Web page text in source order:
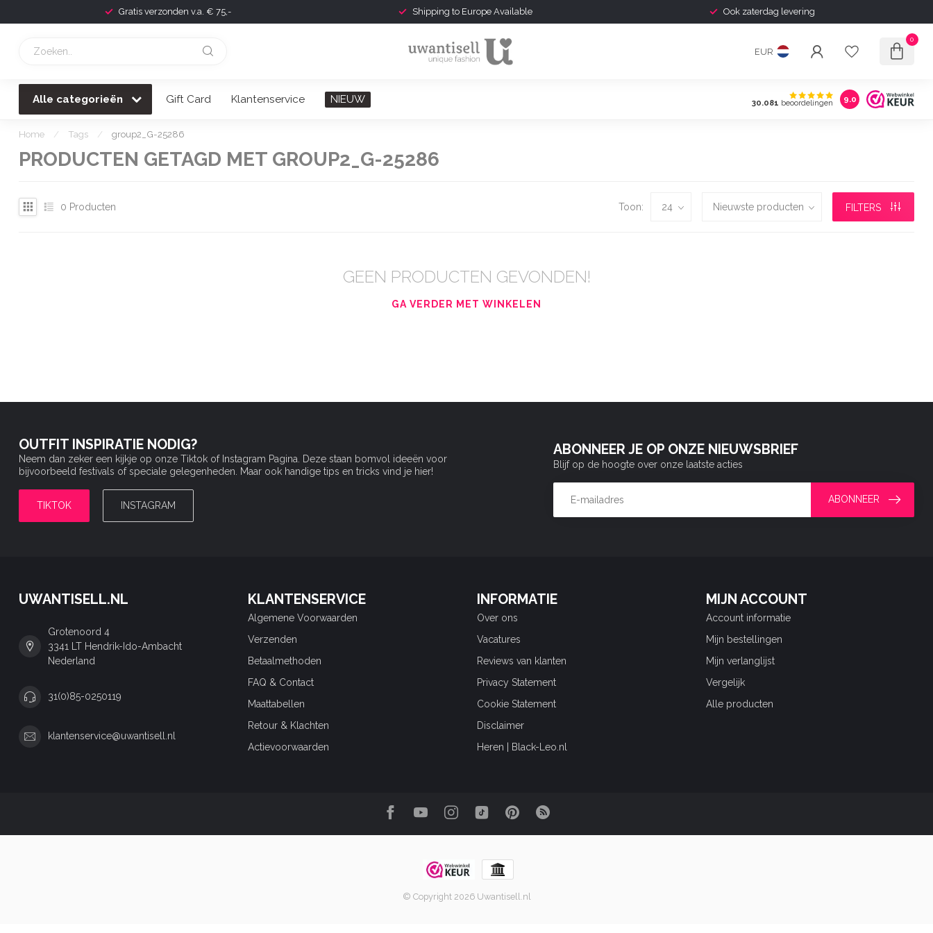
Gratis verzonden v.a. € 75,- Shipping to Europe Available Ook zaterdag levering
EUR
0
Alle categorieën Gift Card Klantenservice NIEUW 30.081 beoordelingen 9.0
Home / Tags / group2_G-25286
PRODUCTEN GETAGD MET GROUP2_G-25286
0 Producten Toon: FILTERS
GEEN PRODUCTEN GEVONDEN!
GA VERDER MET WINKELEN
OUTFIT INSPIRATIE NODIG?
Neem dan zeker een kijkje op onze Tiktok of Instagram Pagina. Deze staan bomvol ideeën voor
bijvoorbeeld festivals of speciale gelegenheden. Maar ook handige tips en tricks vind je hier!
TIKTOK INSTAGRAM
ABONNEER JE OP ONZE NIEUWSBRIEF
Blijf op de hoogte over onze laatste acties
ABONNEER
UWANTISELL.NL
Grotenoord 4
3341 LT Hendrik-Ido-Ambacht
Nederland
31(0)85-0250119
klantenservice@uwantisell.nl
KLANTENSERVICE
Algemene Voorwaarden
Verzenden
Betaalmethoden
FAQ & Contact
Maattabellen
Retour & Klachten
Actievoorwaarden
INFORMATIE
Over ons
Vacatures
Reviews van klanten
Privacy Statement
Cookie Statement
Disclaimer
Heren | Black-Leo.nl
MIJN ACCOUNT
Account informatie
Mijn bestellingen
Mijn verlanglijst
Vergelijk
Alle producten
© Copyright 2026 Uwantisell.nl